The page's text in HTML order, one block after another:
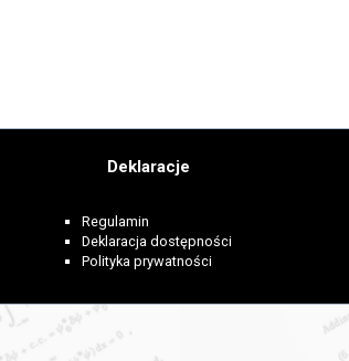
Deklaracje
Regulamin
Deklaracja dostępności
Polityka prywatności